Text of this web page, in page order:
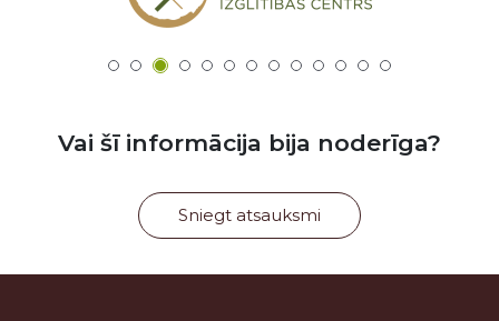
Vai šī informācija bija noderīga?
Sniegt atsauksmi